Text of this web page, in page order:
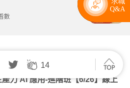
14
數
力 AI 應用-進階班【6/26】線上